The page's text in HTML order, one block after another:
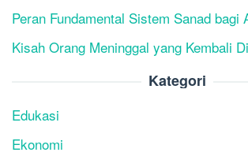
Peran Fundamental Sistem Sanad bagi
Kisah Orang Meninggal yang Kembali
Kategori
Edukasi
Ekonomi